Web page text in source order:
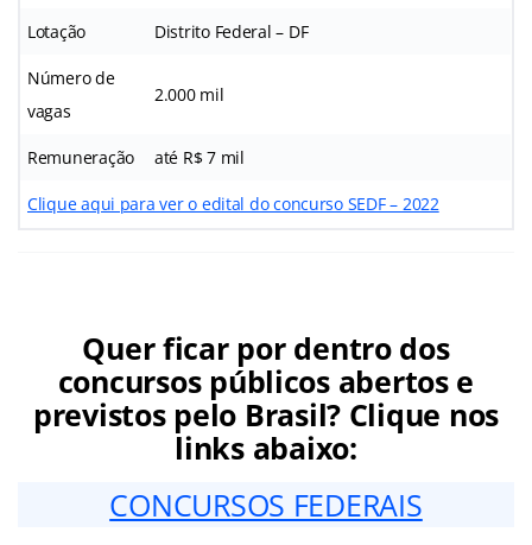
Lotação Distrito Federal – DF
Número de
vagas
2.000 mil
Remuneração até R$ 7 mil
Clique aqui para ver o edital do concurso SEDF – 2022
Quer ficar por dentro dos
concursos públicos abertos e
previstos pelo Brasil? Clique nos
links abaixo:
CONCURSOS FEDERAIS